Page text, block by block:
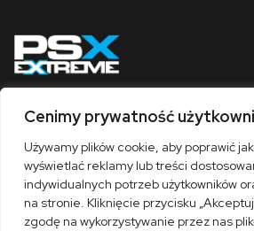
Cenimy prywatność
Używamy plików cookie, aby poprawić
wyświetlać reklamy lub treści
indywidualnych potrzeb użytkowników
na stronie. Kliknięcie przycisku
zgodę na wykorzystywanie przez nas
Obserwuj nas
O nas Współpraca Kontakt
Polityka prywatności
Regulamin